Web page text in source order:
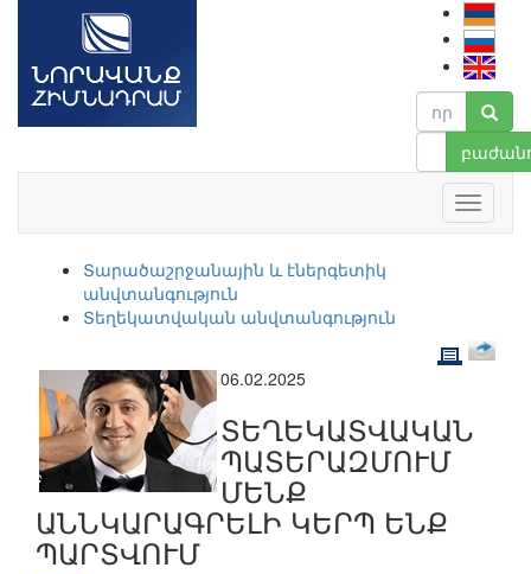
Տարածաշրջանային և էներգետիկ
անվտանգություն
Տեղեկատվական անվտանգություն
06.02.2025
ՏԵՂԵԿԱՏՎԱԿԱՆ
ՊԱՏԵՐԱԶՄՈՒՄ
ՄԵՆՔ
ԱՆՆԿԱՐԱԳՐԵԼԻ ԿԵՐՊ ԵՆՔ
ՊԱՐՏՎՈՒՄ